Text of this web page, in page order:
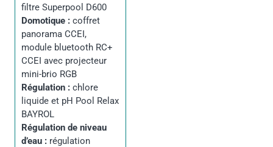
filtre Superpool D600
Domotique :coffret
panorama CCEI,
module bluetooth RC+
CCEI avec projecteur
mini-brio RGB
Régulation :chlore
liquide et pH Pool Relax
BAYROL
Régulation de niveau
d’eau : régulation